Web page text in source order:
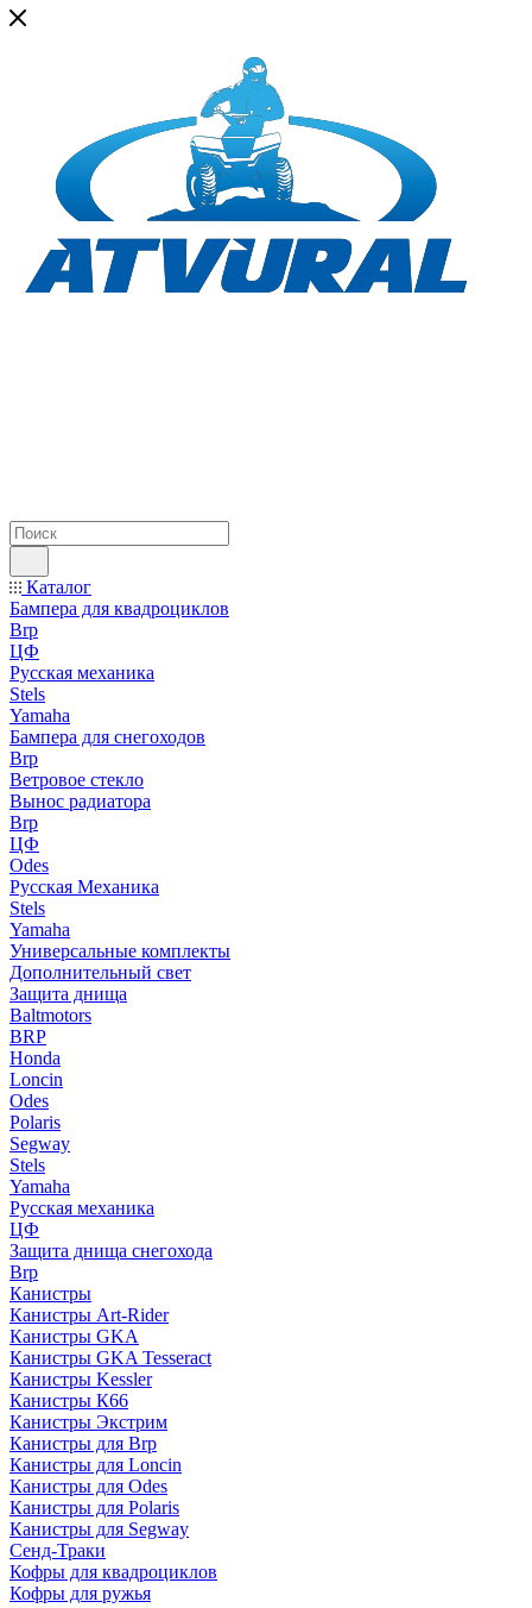
Каталог
Бампера для квадроциклов
Brp
ЦФ
Русская механика
Stels
Yamaha
Бампера для снегоходов
Brp
Ветровое стекло
Вынос радиатора
Brp
ЦФ
Odes
Русская Механика
Stels
Yamaha
Универсальные комплекты
Дополнительный свет
Защита днища
Baltmotors
BRP
Honda
Loncin
Odes
Polaris
Segway
Stels
Yamaha
Русская механика
ЦФ
Защита днища снегохода
Brp
Канистры
Канистры Art-Rider
Канистры GKA
Канистры GKA Tesseract
Канистры Kessler
Канистры К66
Канистры Экстрим
Канистры для Brp
Канистры для Loncin
Канистры для Odes
Канистры для Polaris
Канистры для Segway
Сенд-Траки
Кофры для квадроциклов
Кофры для ружья